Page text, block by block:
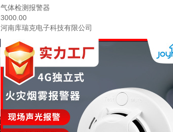
气体检测报警器
3000.00
河南库瑞克电子科技有限公司